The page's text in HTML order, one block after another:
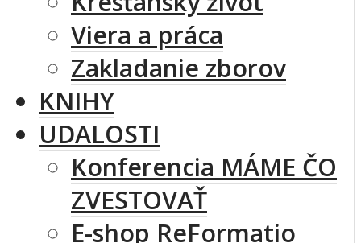
Viera a práca
Zakladanie zborov
KNIHY
UDALOSTI
Konferencia MÁME ČO
ZVESTOVAŤ
E-shop ReFormatio